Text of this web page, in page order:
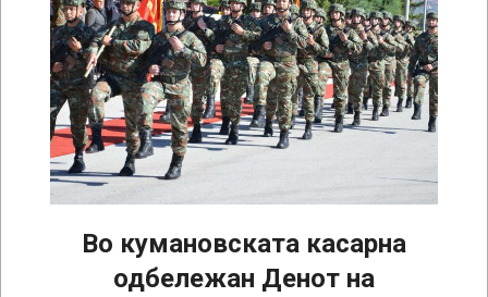
Во кумановската касарна
одбележан Денот на